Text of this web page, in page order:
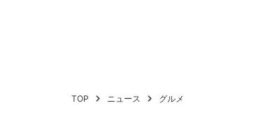
TOP ニュース グルメ